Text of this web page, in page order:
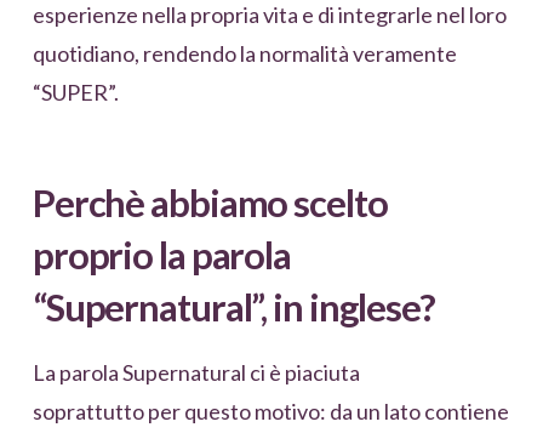
esperienze nella propria vita e di integrarle nel loro
quotidiano, rendendo la normalità veramente
“SUPER”.
Perchè abbiamo scelto
proprio la parola
“Supernatural”, in inglese?
La parola Supernatural ci è piaciuta
soprattutto per questo motivo: da un lato contiene